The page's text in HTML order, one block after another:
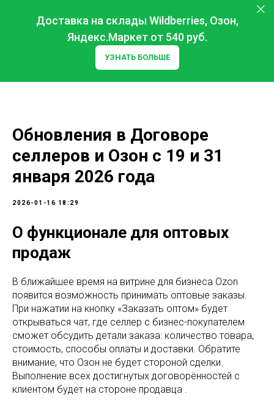
Доставка на склады Wildberries, Озон,
Яндекс.Маркет от 540 руб.
УЗНАТЬ БОЛЬШЕ
Обновления в Договоре
селлеров и Озон с 19 и 31
января 2026 года
2026-01-16 18:29
О функционале для оптовых
продаж
В ближайшее время на витрине для бизнеса Ozon
появится возможность принимать оптовые заказы.
При нажатии на кнопку «Заказать оптом» будет
открываться чат, где селлер с бизнес-покупателем
сможет обсудить детали заказа: количество товара,
стоимость, способы оплаты и доставки. Обратите
внимание, что Озон не будет стороной сделки.
Выполнение всех достигнутых договорённостей с
клиентом будет на стороне продавца .